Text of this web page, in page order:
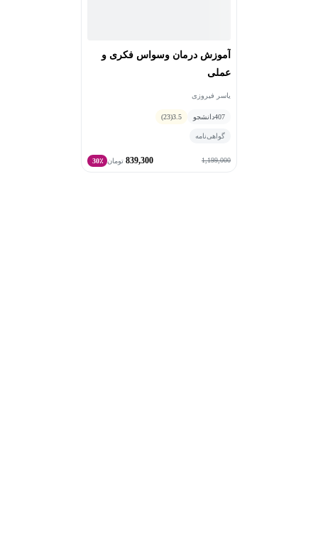
آموزش درمان وسواس فکری و
عملی
یاسر فیروزی
407دانشجو 3.5
(23)
گواهی‌نامه
1,199,000
839,300 تومان 30٪